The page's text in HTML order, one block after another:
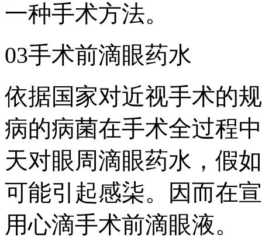
一种手术方法。
03手术前滴眼药水
依据国家对近视手术的
病的病菌在手术全过程
天对眼周滴眼药水，假
可能引起感柒。因而在
用心滴手术前滴眼液。